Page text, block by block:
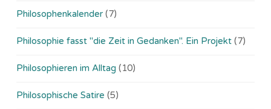
Philosophenkalender (7)
Philosophie fasst "die Zeit in Gedanken". Ein Projekt (7)
Philosophieren im Alltag (10)
Philosophische Satire (5)